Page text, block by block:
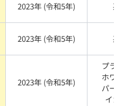
2023年 (令和5年) 系
2023年 (令和5年) 系
2023年 (令和5年)
プラチ
ホワイ
パール
イカ